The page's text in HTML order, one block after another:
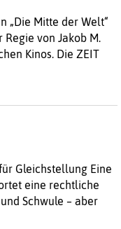
„Die Mitte der Welt“
von Jakob M.
Kinos. Die ZEIT
Gleichstellung Eine
eine rechtliche
Schwule – aber